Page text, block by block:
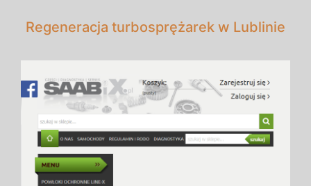
Regeneracja turbosprężarek w Lublinie